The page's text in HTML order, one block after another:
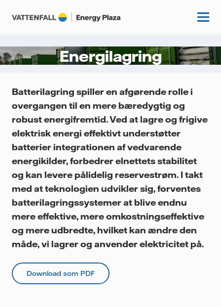
Videnscenter
Fordybning
Guides
Artikler
Kundecases
Om os
Vattenfall.dk
Energilagring
Batterilagring spiller en afgørende rolle i
overgangen til en mere bæredygtig og
robust energifremtid. Ved at lagre og frigive
elektrisk energi effektivt understøtter
batterier integrationen af vedvarende
energikilder, forbedrer elnettets stabilitet
og kan levere pålidelig reservestrøm. I takt
med at teknologien udvikler sig, forventes
batterilagringssystemer at blive endnu
mere effektive, mere omkostningseffektive
og mere udbredte, hvilket kan ændre den
måde, vi lagrer og anvender elektricitet på.
Download som PDF